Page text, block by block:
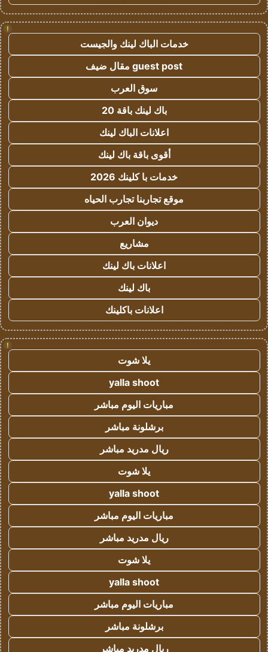
!
خدمات الباك لينك والجيست
guest post مقال ضيف
سوق العرب
باك لينك باقة 20
اعلانات الباك لينك
أقوى باقة باك لينك
خدمات با كلينك 2026
موقع تجاربنا تجارب الحياه
ديوان العرب
مشاريع
اعلانات باك لينك
باك لينك
اعلانات باكلينك
!
يلا شوت
yalla shoot
مباريات اليوم مباشر
برشلونة مباشر
ريال مدريد مباشر
يلا شوت
yalla shoot
مباريات اليوم مباشر
ريال مدريد مباشر
يلا شوت
yalla shoot
مباريات اليوم مباشر
برشلونة مباشر
ريال مدريد مباشر